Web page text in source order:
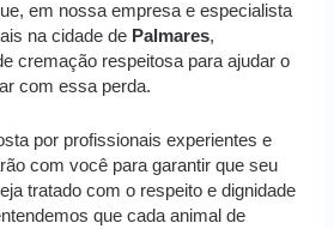
em nossa empresa e especialista
na cidade de Palmares,
cremação respeitosa para ajudar o
com essa perda.
por profissionais experientes e
com você para garantir que seu
tratado com o respeito e dignidade
que cada animal de